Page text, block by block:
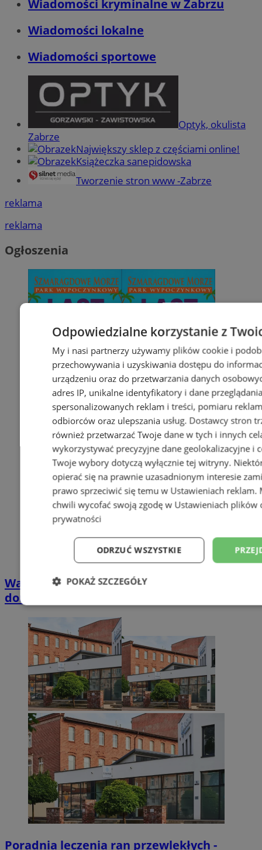
Wiadomości kryminalne w Zabrzu
Wiadomości lokalne
Wiadomości sportowe
Optyk, okulista
Zabrze
Największy sklep z częściami online!
Książeczka sanepidowska
Tworzenie stron www -Zabrze
reklama
reklama
Ogłoszenia
Wakacyjny wypoczynek nad Bałtykiem w
domkach Szmaragdowe Morze
Poradnia leczenia ran przewlekłych -
Odpowiedzialne korzystanie z
My i nasi partnerzy używamy plików cookie i
przechowywania i uzyskiwania dostępu do
urządzeniu oraz do przetwarzania danych
adres IP, unikalne identyfikatory i dane
spersonalizowanych reklam i treści, pomiaru
odbiorców oraz ulepszania usług. Dostawcy stron
również przetwarzać Twoje dane w tych i innych
wykorzystywać precyzyjne dane geolokalizacyjne i
Twoje wybory dotyczą wyłącznie tej witryny.
opierać się na prawnie uzasadnionym interesie
prawo sprzeciwić się temu w Ustawieniach reklam.
chwili wycofać swoją zgodę w Ustawieniach plików
prywatności
ODRZUĆ WSZYSTKIE
POKAŻ SZCZEGÓŁY
Niezbędne Wydajność
Niesklasyfikowane
Niezbędne Wydajność Targetowanie
Niezbędne pliki cookie umożliwiają korzystanie z podstawowych
takich jak logowanie użytkownika i zarządzanie kontem. Bez
można prawidłowo korzystać ze strony internetowej.
Nazwa
Provider
Domena
SessID
zabrze.com.pl